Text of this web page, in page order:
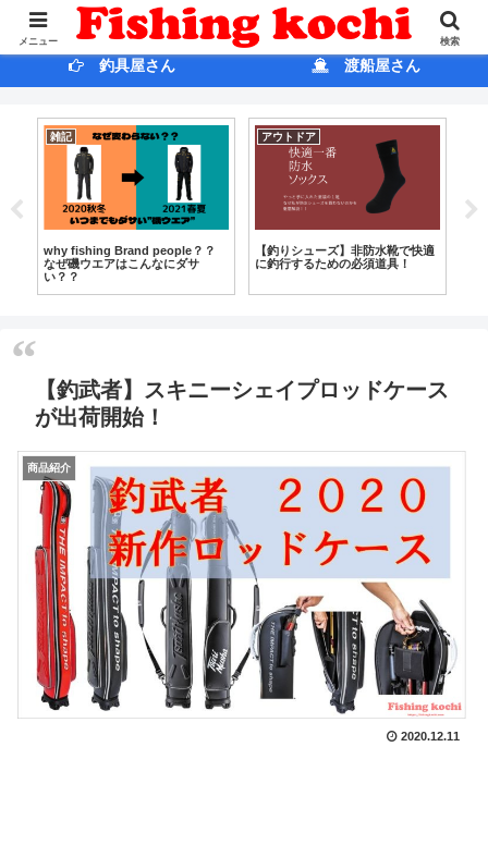
ホ ー ム ブログ
釣具屋さん 渡船屋さん
雑記
why fishing Brand people？？
なぜ磯ウエアはこんなにダサ
い？？
アウトドア
【釣りシューズ】非防水靴で快適
に釣行するための必須道具！
【釣武者】スキニーシェイプロッドケース
が出荷開始！
商品紹介
2020.12.11
メニュー 検索